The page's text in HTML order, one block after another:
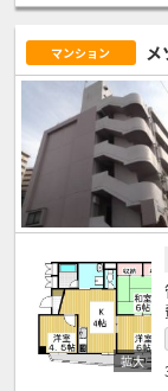
マンション メ